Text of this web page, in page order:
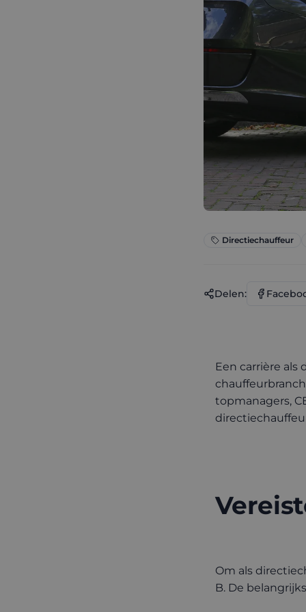
Directiechauffeur
Delen:
Een carrière
topmanagers,
Om als
B. De